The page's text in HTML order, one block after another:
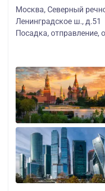
Москва, Северный
Ленинградское ш., д.51
Посадка, отправление,